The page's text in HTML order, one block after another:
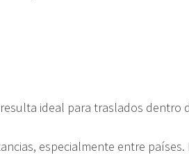
ideal para traslados dentro
especialmente entre países.